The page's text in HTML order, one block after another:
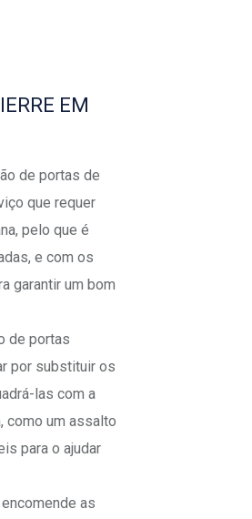
EM
de portas de
que requer
pelo que é
e com os
garantir um bom
de portas
por substituir os
las com a
como um assalto
para o ajudar
as